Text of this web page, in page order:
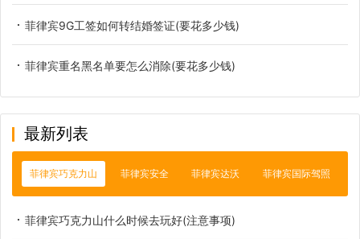
菲律宾9G工签如何转结婚签证(要花多少钱)
菲律宾重名黑名单要怎么消除(要花多少钱)
最新列表
菲律宾巧克力山 菲律宾安全 菲律宾达沃 菲律宾国际驾照
菲律宾巧克力山什么时候去玩好(注意事项)